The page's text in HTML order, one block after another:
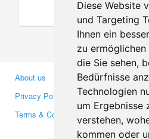
Diese Website
und Targeting
Ihnen ein
zu ermöglichen
die Sie sehen,
Bedürfnisse
Technologien
um Ergebnisse
verstehen,
kommen oder
About us
Privacy Policy
Terms & Conditions